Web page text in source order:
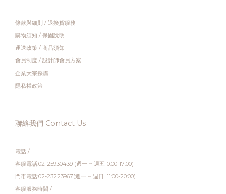
條款與細則 / 退換貨服務
購物須知 / 保固說明
運送政策 / 商品須知
會員制度 / 設計師會員方案
企業大宗採購
隱私權政策
聯絡我們 Contact Us
電話 /
客服電話:02-25930439 (週一 ~ 週五10:00-17:00)
門市電話:02-23223967(週一 ~ 週日 11:00-20:00)
客服服務時間 /